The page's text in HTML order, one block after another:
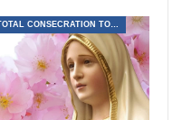
TOTAL CONSECRATION TO JESUS THROUGH MARY